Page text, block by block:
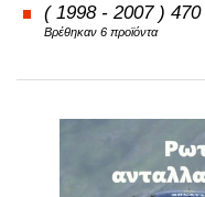
( 1998 - 2007 ) 470
Βρέθηκαν 6 προϊόντα